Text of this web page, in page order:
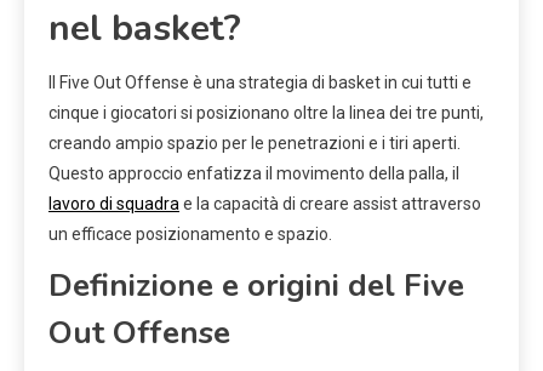
nel basket?
Il Five Out Offense è una strategia di basket in cui tutti e
cinque i giocatori si posizionano oltre la linea dei tre punti,
creando ampio spazio per le penetrazioni e i tiri aperti.
Questo approccio enfatizza il movimento della palla, il
lavoro di squadra e la capacità di creare assist attraverso
un efficace posizionamento e spazio.
Definizione e origini del Five
Out Offense